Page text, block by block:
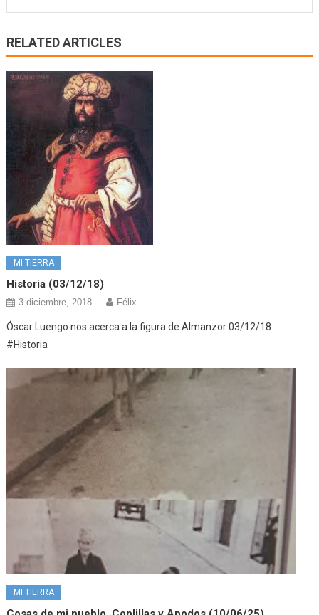
RELATED ARTICLES
MI TIERRA
Historia (03/12/18)
3 diciembre, 2018 Félix
Óscar Luengo nos acerca a la figura de Almanzor 03/12/18
#Historia
MI TIERRA